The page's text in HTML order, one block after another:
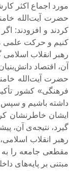
مورد اجماع اکثر
حضرت آیت‌الله
کردند و افزودند:
کنیم و حرکت علمی
رهبر انقلاب اسلامی
آن، اقتصاد
حضرت آیت‌الله
فرهنگی» کشور
داشته باشیم و سپس
ایشان خاطرنشان
گیرد، نتیجه‌ی آن،
رهبر انقلاب
مقطعی جامعه را به
مبتنی بر پایه‌های